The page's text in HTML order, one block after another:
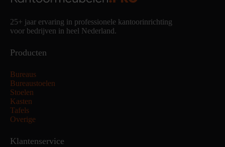
25+ jaar ervaring in professionele kantoorinrichting
voor bedrijven in heel Nederland.
Producten
Bureaus
Bureaustoelen
Stoelen
Kasten
Tafels
Overige
Klantenservice